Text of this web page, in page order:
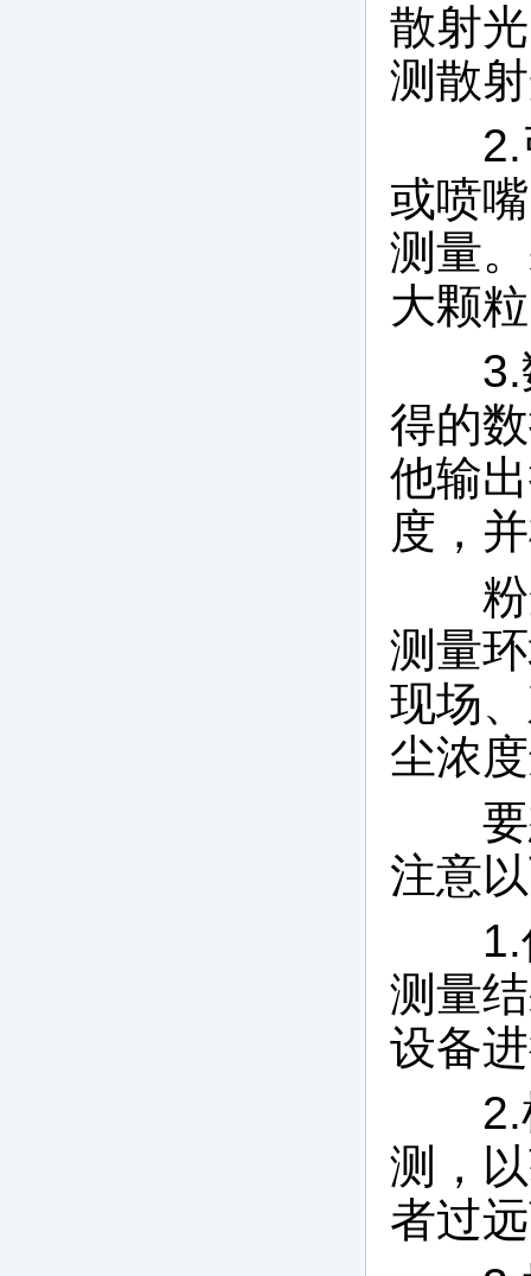
散射
测散
2.引
或喷
测量
大颗
3.数
得的
他输
度，
粉尘
测量
现场
尘浓
要想
注意
1.仪
测量
设备
2.检
测，
者过